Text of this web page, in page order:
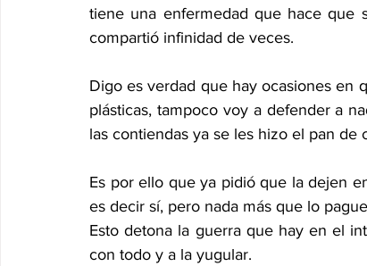
tiene una enfermedad que hace que
compartió infinidad de veces.
Digo es verdad que hay ocasiones en
plásticas, tampoco voy a defender a
las contiendas ya se les hizo el pan de
Es por ello que ya pidió que la dejen
es decir sí, pero nada más que lo
Esto detona la guerra que hay en el
con todo y a la yugular.